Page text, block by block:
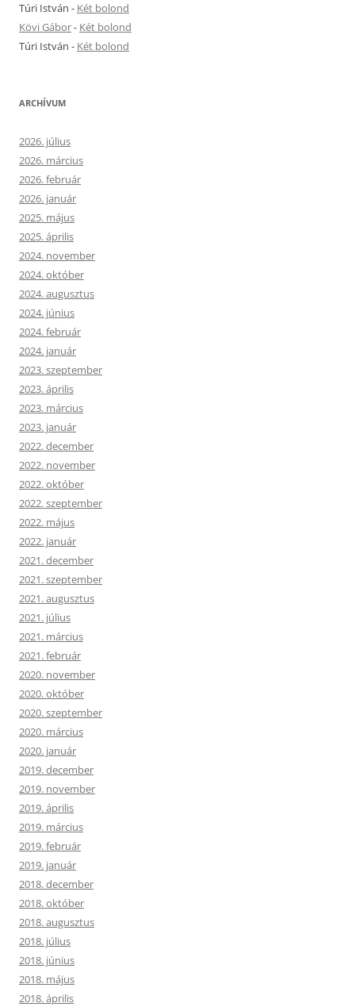
Túri István - Két bolond
Kövi Gábor- Két bolond
Túri István - Két bolond
ARCHÍVUM
2026. július
2026. március
2026. február
2026. január
2025. május
2025. április
2024. november
2024. október
2024. augusztus
2024. június
2024. február
2024. január
2023. szeptember
2023. április
2023. március
2023. január
2022. december
2022. november
2022. október
2022. szeptember
2022. május
2022. január
2021. december
2021. szeptember
2021. augusztus
2021. július
2021. március
2021. február
2020. november
2020. október
2020. szeptember
2020. március
2020. január
2019. december
2019. november
2019. április
2019. március
2019. február
2019. január
2018. december
2018. október
2018. augusztus
2018. július
2018. június
2018. május
2018. április